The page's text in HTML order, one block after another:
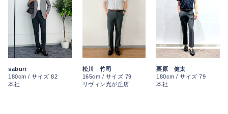
saburi
180cm / サイズ 82
本社
松川 竹司
165cm / サイズ 79
リヴィン光が丘店
栗原 健太
180cm / サイズ 79
本社